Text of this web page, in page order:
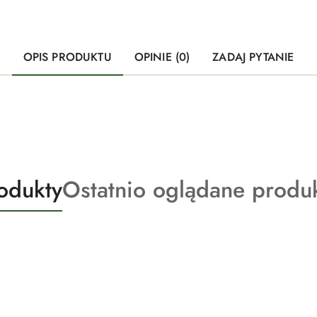
OPIS PRODUKTU OPINIE (0) ZADAJ PYTANIE
Produkty
o
Ostatnio oglądane